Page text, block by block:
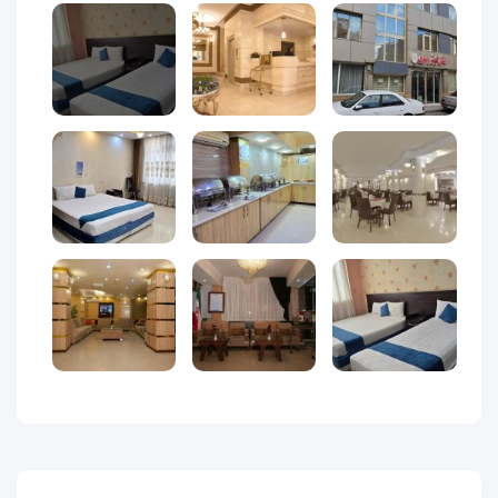
یک حس آرامش عجیب روبه‌رو می‌شود؛ شهری که زیارت، حال‌وهوای
معنوی، شلوغی بازارها، غذاهای سنتی، روشنایی خیابان‌ها و قلب
تپنده آن—حرم امام رضا (ع)—همه را کنار هم جمع کرده.
بسیاری از ایرانی‌ها سفر به مشهد را نه فقط یک مسافرت، بلکهیک
تجدید روحی
می‌دانند؛ جایی برای آرام‌شدن، دعا کردن، دور شدن از
شلوغی‌ها و زنده‌شدن حس امید.
از طرفی، دلیلی که مشهد همیشه مقصد اول سفرهای داخلی است،
همین ترکیب زیبای زیارت + تفریح + خرید + طبیعتاست.
بازار رضا، طرقبه و شاندیز، مجتمع زیست‌خاور، پارک کوهسنگی، مرکز
خرید پروما، رستوران‌های معروف مشهد… همه کنار هم فضایی
می‌سازند که سفر به مشهد را هم معنوی می‌کند و هم